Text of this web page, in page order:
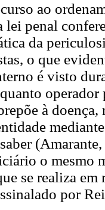
ao
lei penal
da
o que
é visto
à
o mesmo
se realiza em
por